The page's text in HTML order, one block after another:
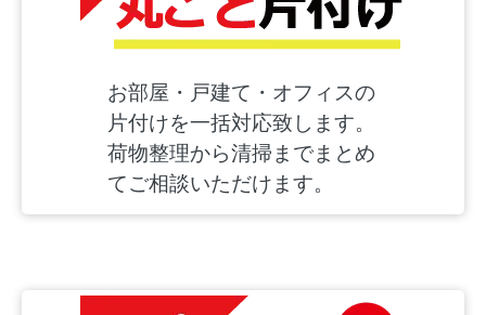
お部屋・戸建て・オフィスの
片付けを一括対応致します。
荷物整理から清掃までまとめ
てご相談いただけます。